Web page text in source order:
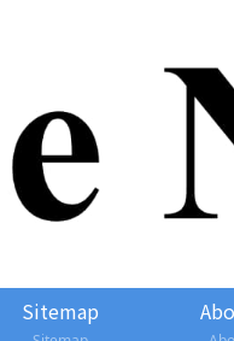
Sitemap